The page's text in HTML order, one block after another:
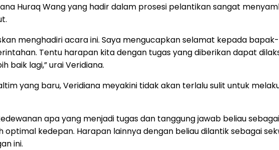
Huraq Wang yang hadir dalam prosesi pelantikan sangat
menghadiri acara ini. Saya mengucapkan selamat kepada
Tentu harapan kita dengan tugas yang diberikan dapat
baik lagi,” urai Veridiana.
yang baru, Veridiana meyakini tidak akan terlalu sulit untuk
apa yang menjadi tugas dan tanggung jawab beliau
kedepan. Harapan lainnya dengan beliau dilantik sebagai
ini.